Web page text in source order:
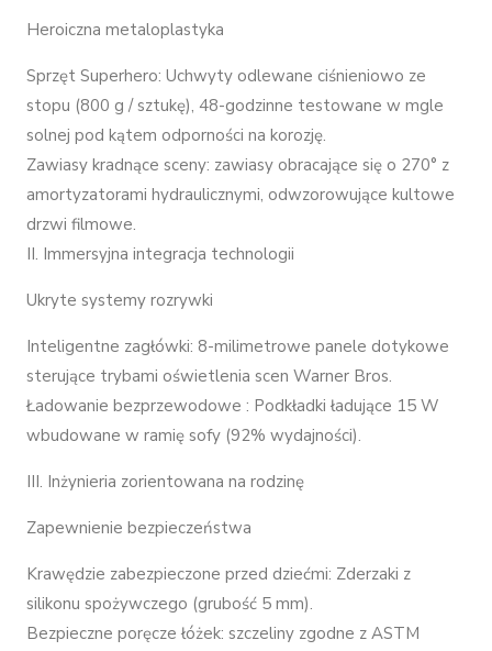
Heroiczna metaloplastyka
Sprzęt Superhero: Uchwyty odlewane ciśnieniowo ze
stopu (800 g / sztukę), 48-godzinne testowane w mgle
solnej pod kątem odporności na korozję.
Zawiasy kradnące sceny: zawiasy obracające się o 270° z
amortyzatorami hydraulicznymi, odwzorowujące kultowe
drzwi filmowe.
II. Immersyjna integracja technologii
Ukryte systemy rozrywki
Inteligentne zagłówki: 8-milimetrowe panele dotykowe
sterujące trybami oświetlenia scen Warner Bros.
Ładowanie bezprzewodowe : Podkładki ładujące 15 W
wbudowane w ramię sofy (92% wydajności).
III. Inżynieria zorientowana na rodzinę
Zapewnienie bezpieczeństwa
Krawędzie zabezpieczone przed dziećmi: Zderzaki z
silikonu spożywczego (grubość 5 mm).
Bezpieczne poręcze łóżek: szczeliny zgodne z ASTM